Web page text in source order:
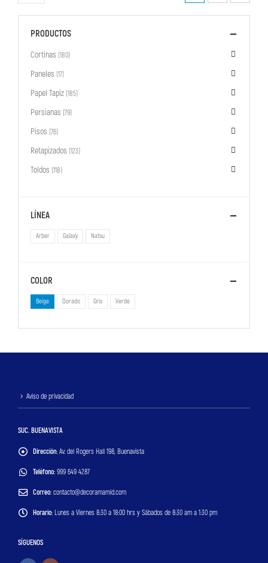
PRODUCTOS
Cortinas (180)
Paneles (17)
Papel Tapiz (185)
Persianas (79)
Pisos (76)
Retapizados (123)
Toldos (118)
LÍNEA
Arber Galaxy Natsu
COLOR
Beige Dorado Gris Verde
Aviso de privacidad
SUC. BUENAVISTA
Dirección: Av. del Rogers Hall 198, Buenavista
Teléfono: 999 649 4287
Correo: contacto@decoramamid.com
Horario: Lunes a Viernes 8:30 a 18:00 hrs y Sábados de 8:30 am a 1:30 pm
SÍGUENOS